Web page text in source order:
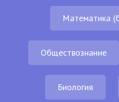
Математика
Обществознание
Биология